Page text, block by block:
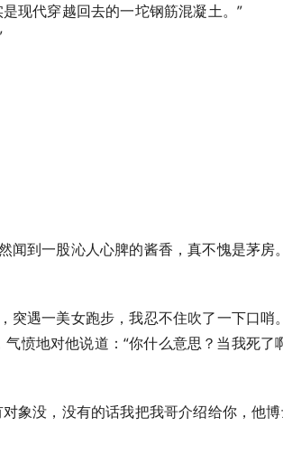
现代穿越回去的一坨钢筋混凝土。”
到一股沁人心脾的酱香，真不愧是茅房。
遇一美女跑步，我忍不住吹了一下口哨。
愤地对他说道：“你什么意思？当我死了
象没，没有的话我把我哥介绍给你，他